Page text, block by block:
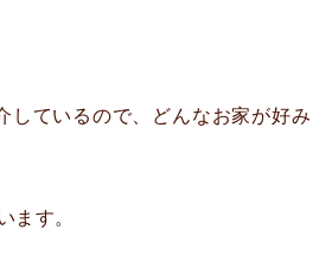
しているので、どんなお家が好み
ます。